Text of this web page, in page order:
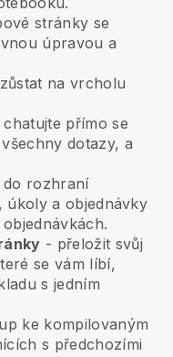
stránky se
úpravou a
na vrcholu
chatujte přímo se
dotazy, a
do rozhraní
úkoly a objednávky
- přeložit svůj
se vám líbí,
s jedním
ke kompilovaným
s předchozími